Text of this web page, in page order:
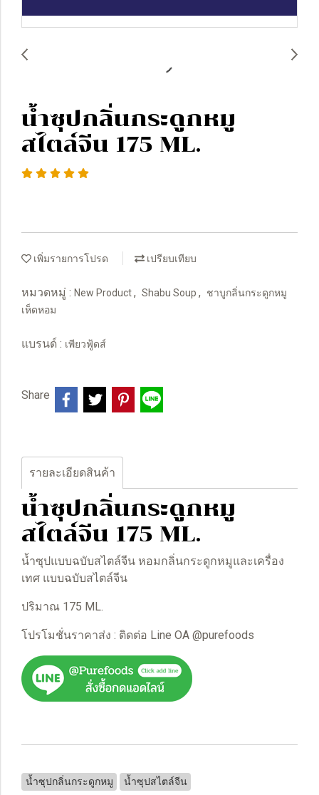
น้ำซุปกลิ่นกระดูกหมู
สไตล์จีน 175 ML.
เพิ่มรายการโปรด เปรียบเทียบ
หมวดหมู่ : New Product, Shabu Soup ,
ชาบูกลิ่นกระดูกหมู
เห็ดหอม
แบรนด์ : เพียวฟู้ดส์
Share
รายละเอียดสินค้า
น้ำซุปกลิ่นกระดูกหมู
สไตล์จีน 175 ML.
น้ำซุปแบบฉบับสไตล์จีน หอมกลิ่นกระดูกหมูและเครื่อง
เทศ แบบฉบับสไตล์จีน
ปริมาณ 175 ML.
โปรโมชั่นราคาส่ง : ติดต่อ Line OA @purefoods
น้ำซุปกลิ่นกระดูกหมู น้ำซุปสไตล์จีน